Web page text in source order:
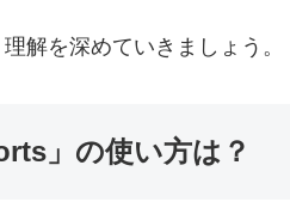
解を深めていきましょう。
」の使い方は？